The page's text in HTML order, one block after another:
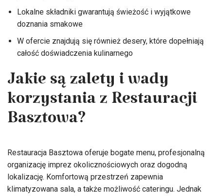
Lokalne składniki gwarantują świeżość i wyjątkowe
doznania smakowe
W ofercie znajdują się również desery, które dopełniają
całość doświadczenia kulinarnego
Jakie są zalety i wady
korzystania z Restauracji
Basztowa?
Restauracja Basztowa oferuje bogate menu, profesjonalną
organizację imprez okolicznościowych oraz dogodną
lokalizację. Komfortową przestrzeń zapewnia
klimatyzowana sala, a także możliwość cateringu. Jednak